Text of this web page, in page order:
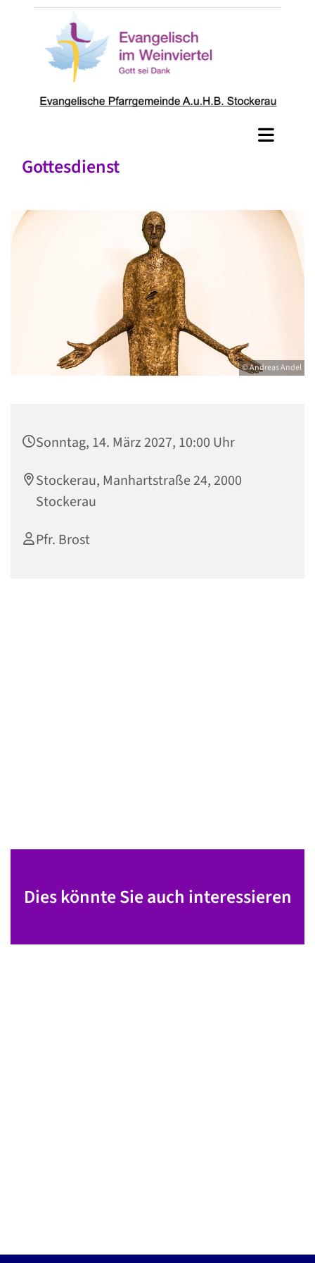
Gottesdienst
© Andreas Andel
Sonntag, 14. März 2027, 10:00 Uhr
Stockerau, Manhartstraße 24, 2000
Stockerau
Pfr. Brost
Dies könnte Sie auch interessieren